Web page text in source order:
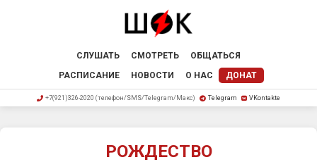
СЛУШАТЬ СМОТРЕТЬ
ОБЩАТЬСЯ
РАСПИСАНИЕ
НОВОСТИ О НАС ДОНАТ
+7(921)326-2020 (телефон/SMS/Telegram/Макс) Telegram VKontakte
РОЖДЕСТВО